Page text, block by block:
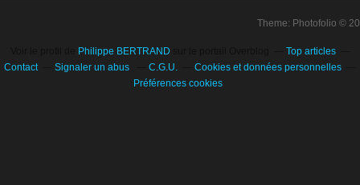
Theme: Photofolio ©
Philippe BERTRAND
Top articles
Contact
Signaler un abus C.G.U.
Cookies et données personnelles
Préférences cookies